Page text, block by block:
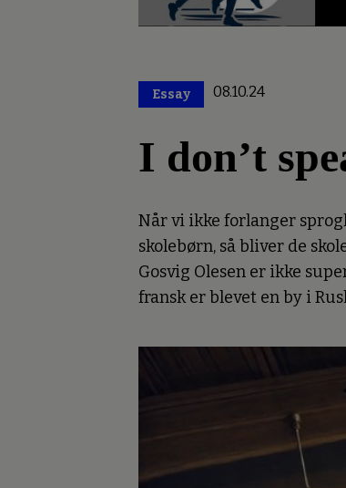
Essay 08.10.24
I don’t
Når vi ikke forlanger
skolebørn, så bliver de
Gosvig Olesen er ikke
fransk er blevet en by i